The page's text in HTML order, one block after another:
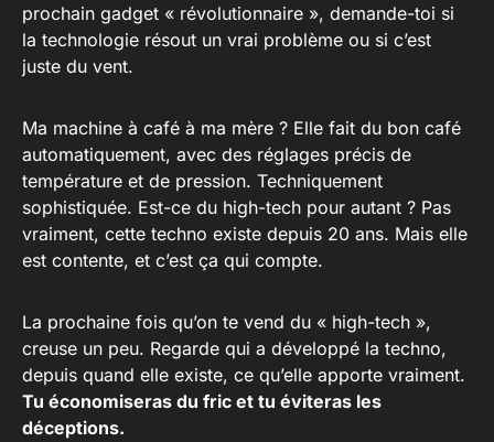
prochain gadget « révolutionnaire », demande-toi si
la technologie résout un vrai problème ou si c’est
juste du vent.
Ma machine à café à ma mère ? Elle fait du bon café
automatiquement, avec des réglages précis de
température et de pression. Techniquement
sophistiquée. Est-ce du high-tech pour autant ? Pas
vraiment, cette techno existe depuis 20 ans. Mais elle
est contente, et c’est ça qui compte.
La prochaine fois qu’on te vend du « high-tech »,
creuse un peu. Regarde qui a développé la techno,
depuis quand elle existe, ce qu’elle apporte vraiment.
Tu économiseras du fric et tu éviteras les
déceptions.